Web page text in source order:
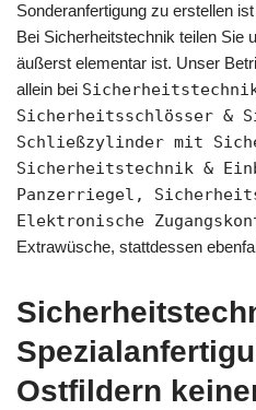
Sonderanfertigung zu erstellen
Bei Sicherheitstechnik teilen Sie
äußerst elementar ist. Unser
allein bei
Sicherheitsschlösser &
Schließzylinder mit
Sicherheitstechnik &
Panzerriegel,
Elektronische
Extrawüsche, stattdessen
Ostfildern